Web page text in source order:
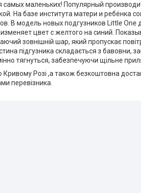
маленьких! Популярный
На базе института матери и ребёнка
В модель новых подгузников Little
цвет с желтого на синий.
зовнішній шар, який пропускає
підгузника складається з бавовни,
тягнуться, забезпечуючи щільне
Розі ,а також безкоштовна
перевізника.